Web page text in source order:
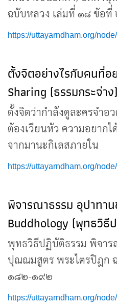
ฉบับหลวง เล่มที่ ๑๘ ข้อที่
https://uttayarndham.org/
ตั้งจิตอย่างไรกับคนที่อ
Sharing (ธรรมกระจ่าง)
ตั้งจิตว่ากำลังดูละครจำอ
ต้องเวียนหัว ความอยากไ
จากมานะกิเลสภายใน
https://uttayarndham.org/
พิจารณาธรรม อุปาท
Buddhology (พุทธวิธี
พุทธวิธีปฏิบัติธรรม พิจา
ปุณณมสูตร พระไตรปิฎก
๑๘๒-๑๙๒
https://uttayarndham.org/